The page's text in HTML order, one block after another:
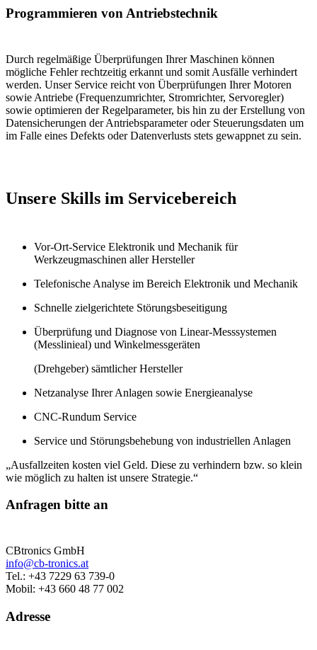
Programmieren von Antriebstechnik
Durch regelmäßige Überprüfungen Ihrer Maschinen können
mögliche Fehler rechtzeitig erkannt und somit Ausfälle verhindert
werden. Unser Service reicht von Überprüfungen Ihrer Motoren
sowie Antriebe (Frequenzumrichter, Stromrichter, Servoregler)
sowie optimieren der Regelparameter, bis hin zu der Erstellung von
Datensicherungen der Antriebsparameter oder Steuerungsdaten um
im Falle eines Defekts oder Datenverlusts stets gewappnet zu sein.
Unsere Skills im Servicebereich
Vor-Ort-Service Elektronik und Mechanik für
Werkzeugmaschinen aller Hersteller
Telefonische Analyse im Bereich Elektronik und Mechanik
Schnelle zielgerichtete Störungsbeseitigung
Überprüfung und Diagnose von Linear-Messsystemen
(Messlinieal) und Winkelmessgeräten
(Drehgeber) sämtlicher Hersteller
Netzanalyse Ihrer Anlagen sowie Energieanalyse
CNC-Rundum Service
Service und Störungsbehebung von industriellen Anlagen
„Ausfallzeiten kosten viel Geld. Diese zu verhindern bzw. so klein
wie möglich zu halten ist unsere Strategie.“
Anfragen bitte an
CBtronics GmbH
info@cb-tronics.at
Tel.: +43 7229 63 739-0
Mobil: +43 660 48 77 002
Adresse